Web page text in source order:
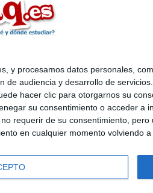
y procesamos datos personales,
de audiencia y desarrollo de servicios.
hacer clic para otorgarnos su
su consentimiento o acceder a
requerir de su consentimiento,
en cualquier momento volviendo
|Anúnciate
generales|Política de
47 - 28006 Madrid [ESPAÑA] - Tel.